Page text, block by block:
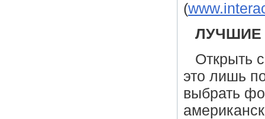
(
ЛУЧШИЕ
Открыть
это лишь
выбрать